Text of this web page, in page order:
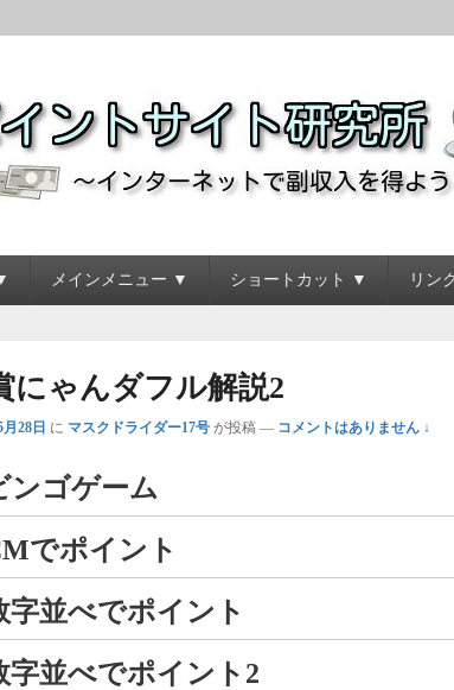
トサイト研究所
メインメニュー ▼ ショートカット ▼ リン
にゃんダフル解説2
28日 に マスクドライダー17号 が投稿 — コメントはありません ↓
ンゴゲーム
でポイント
並べでポイント
並べでポイント2